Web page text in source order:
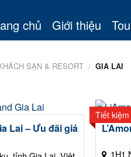
chủ Giới thiệu
SẠN & RESORT / GIA LAI
Lai – Ưu đãi giá
Tiết
1H1